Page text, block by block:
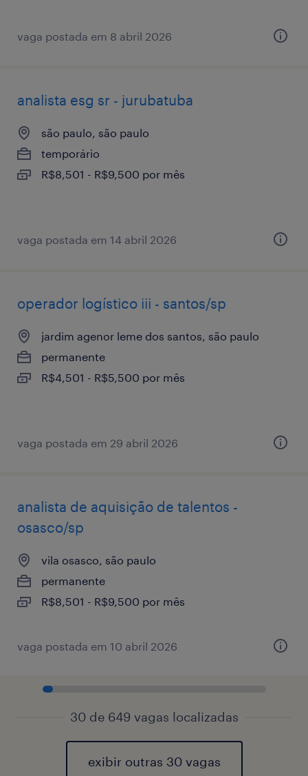
vaga postada em 8 abril 2026
analista esg sr - jurubatuba
são paulo, são paulo
temporário
R$8,501 - R$9,500 por mês
vaga postada em 14 abril 2026
operador logístico iii - santos/sp
jardim agenor leme dos santos, são paulo
permanente
R$4,501 - R$5,500 por mês
vaga postada em 29 abril 2026
analista de aquisição de talentos -
osasco/sp
vila osasco, são paulo
permanente
R$8,501 - R$9,500 por mês
vaga postada em 10 abril 2026
30 de 649 vagas localizadas
exibir outras 30 vagas